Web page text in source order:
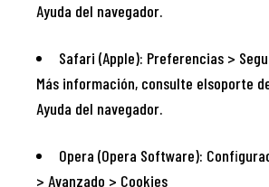
Ayuda del navegador.
Safari (Apple): Preferencias >
Más información, consulte elsoporte
Ayuda del navegador.
Opera (Opera Software):
> Avanzado > Cookies